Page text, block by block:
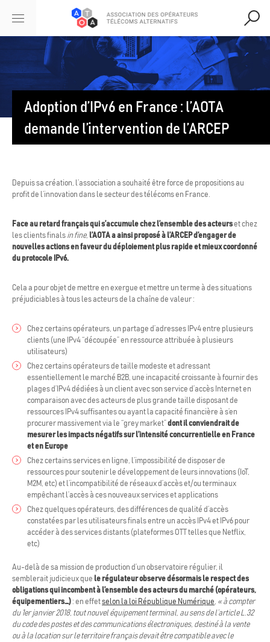
Adoption d’IPv6 en France : l’AOTA
demande l’intervention de l’ARCEP
Depuis sa création, l’association a souhaité être force de propositions au
profit de l’innovation dans le secteur des télécoms en France.
Face au retard français qui s’accumule chez l’ensemble des acteurset chez
les clients finals in fine, l’AOTA a ainsi proposé à l’ARCEP d’engager de
nouvelles actions en faveur du déploiement plus rapide et mieux coordonné
du protocole IPv6.
Cela a pour objet de mettre en exergue et mettre un terme à des situations
préjudiciables à tous les acteurs de la chaîne de valeur :
Chez certains opérateurs, un partage d’adresses IPv4 entre plusieurs
clients (une IPv4 “découpée” en ressource attribuée à plusieurs
utilisateurs)
Chez certains opérateurs de taille modeste et adressant
essentiellement le marché B2B, une incapacité croissante à fournir des
plages d’IPv4 dédiées à un client avec son service d’accès Internet en
comparaison avec des acteurs de plus grande taille disposant de
ressources IPv4 suffisantes ou ayant la capacité financière à s’en
procurer massivement via le “grey market” dont il conviendrait de
mesurer les impacts négatifs sur l’intensité concurrentielle en France
et en Europe
Chez certains services en ligne, l’impossibilité de disposer de
ressources pour soutenir le développement de leurs innovations (IoT,
M2M, etc) et l’incompatibilité de réseaux d’accès et/ou terminaux
empêchant l’accès à ces nouveaux services et applications
Chez quelques opérateurs, des différences de qualité d’accès
constatées par les utilisateurs finals entre un accès IPv4 et IPv6 pour
accéder à des services distants (plateformes OTT telles que Netflix,
etc)
Au-delà de sa mission de production d’un observatoire régulier, il
semblerait judicieux que le régulateur observe désormais le respect des
obligations qui incombent à l’ensemble des acteurs du marché (opérateurs,
équipementiers…) : en effetselon la loi République Numérique, « à compter
du 1er janvier 2018, tout nouvel équipement terminal, au sens de l’article L.32
du code des postes et des communications électroniques, destiné à la vente
ou à la location sur le territoire français devait être compatible avec le